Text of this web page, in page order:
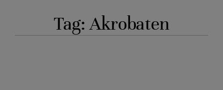
ÜBER MICH
Tag: Akrobaten